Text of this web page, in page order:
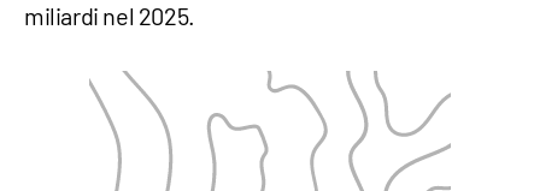
miliardi nel 2025.